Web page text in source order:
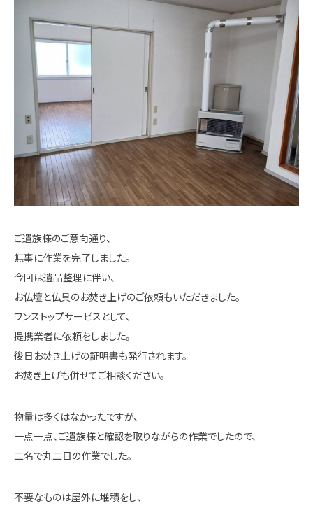
ご遺族様のご意向通り、
無事に作業を完了しました。
今回は遺品整理に伴い、
お仏壇と仏具のお焚き上げのご依頼もいただきました。
ワンストップサービスとして、
提携業者に依頼をしました。
後日お焚き上げの証明書も発行されます。
お焚き上げも併せてご相談ください。
物量は多くはなかったですが、
一点一点、ご遺族様と確認を取りながらの作業でしたので、
二名で丸二日の作業でした。
不要なものは屋外に堆積をし、